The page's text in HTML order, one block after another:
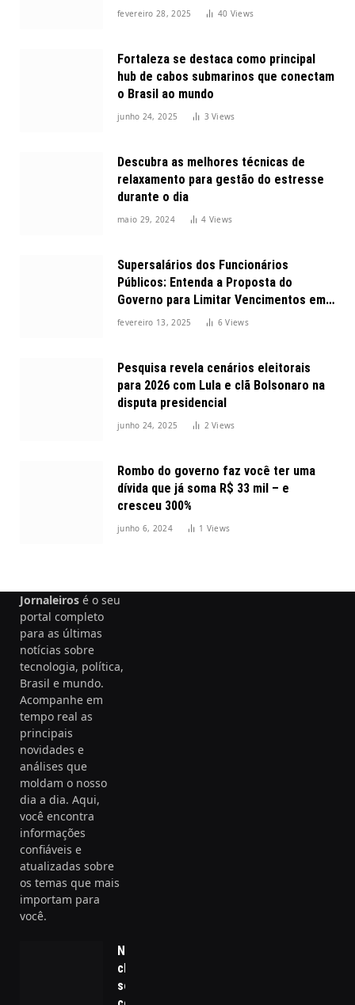
fevereiro 28, 2025 40 Views
Fortaleza se destaca como principal
hub de cabos submarinos que conectam
o Brasil ao mundo
junho 24, 2025 3Views
Descubra as melhores técnicas de
relaxamento para gestão do estresse
durante o dia
maio 29, 2024 4 Views
Supersalários dos Funcionários
Públicos: Entenda a Proposta do
Governo para Limitar Vencimentos em
2025
fevereiro 13, 2025 6Views
Pesquisa revela cenários eleitorais
para 2026 com Lula e clã Bolsonaro na
disputa presidencial
junho 24, 2025 2Views
Rombo do governo faz você ter uma
dívida que já soma R$ 33 mil – e
cresceu 300%
junho 6, 2024 1 Views
Jornaleiros é o seu
portal completo
para as últimas
notícias sobre
tecnologia, política,
Brasil e mundo.
Acompanhe em
tempo real as
principais
novidades e
análises que
moldam o nosso
dia a dia. Aqui,
você encontra
informações
confiáveis e
atualizadas sobre
os temas que mais
importam para
você.
Notícia
chocante:
senador